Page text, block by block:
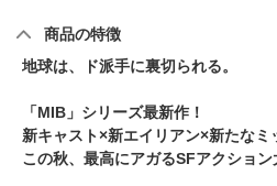
商品の特徴
地球は、ド派手に裏切られる。
「MIB」シリーズ最新作！
新キャスト×新エイリアン×新たなミ
この秋、最高にアガるSFアクション